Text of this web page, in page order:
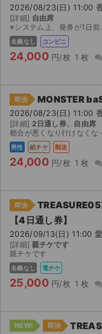
2026/08/23(日) 11:00
[詳細] 自由席
※システム上、発券が1日前と表示されていますが、ご購入後すぐに発券する
名義なし コンビニ
24,000 円/枚 1 枚
即決 MONSTER
2026/08/23(日) 11:00
[詳細] 2日通し券、自由席
都合が悪くなり行けなくなったため
男性 紙チケ 郵送
24,000 円/枚 1 枚
即決
【4日通し券】
2026/09/13(日) 11:00 愛
[詳細] 親チケです
親チケです
名義なし 電チケ
25,000 円/枚 1 枚
NEW! 即決